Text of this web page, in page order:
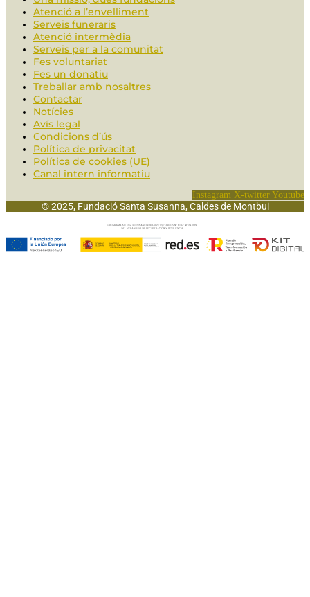
Atenció a l’envelliment
Serveis funeraris
Atenció intermèdia
Serveis per a la comunitat
Fes voluntariat
Fes un donatiu
Treballar amb nosaltres
Contactar
Notícies
Avís legal
Condicions d’ús
Política de privacitat
Política de cookies (UE)
Canal intern informatiu
Instagram X-twitter Youtube
© 2025, Fundació Santa Susanna, Caldes de Montbui